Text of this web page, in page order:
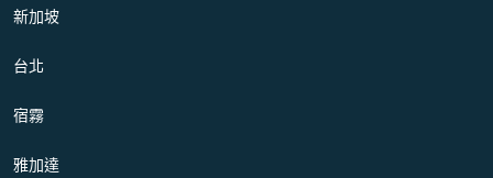
新加坡
台北
宿霧
雅加達